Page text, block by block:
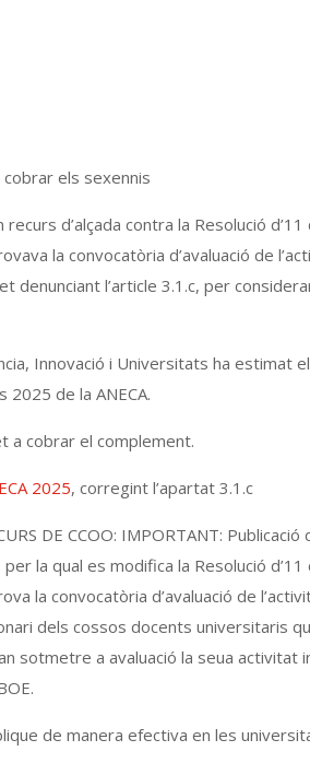
els sexennis
d’alçada contra la Resolució
la convocatòria d’avaluació de
denunciant l’article 3.1.c, per
Innovació i Universitats ha estimat
de la ANECA.
a cobrar el complement.
2025, corregint l’apartat 3.1.c
DE CCOO: IMPORTANT:
la qual es modifica la Resolució
la convocatòria d’avaluació de
dels cossos docents universitaris
sotmetre a avaluació la seua activitat
de manera efectiva en les